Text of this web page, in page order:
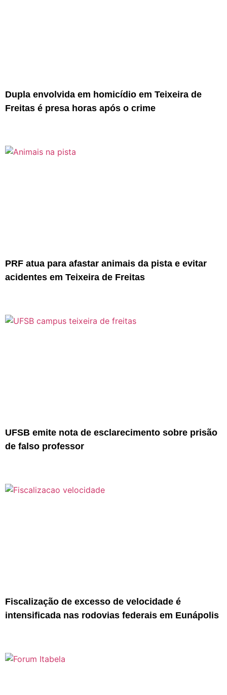
Dupla envolvida em homicídio em Teixeira de
Freitas é presa horas após o crime
PRF atua para afastar animais da pista e evitar
acidentes em Teixeira de Freitas
UFSB emite nota de esclarecimento sobre prisão
de falso professor
Fiscalização de excesso de velocidade é
intensificada nas rodovias federais em Eunápolis